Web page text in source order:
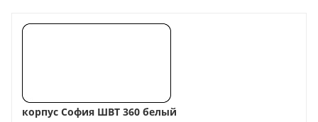
корпус София ШВТ 360 белый